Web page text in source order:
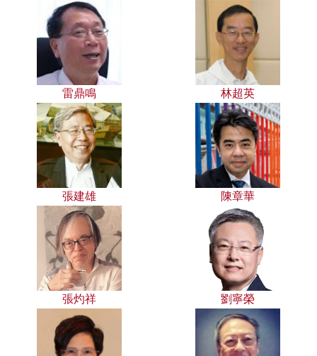
雷鼎鳴 林超英
張建雄 陳章華
張灼祥 劉寧榮